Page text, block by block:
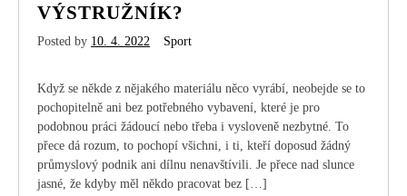
VÝSTRUŽNÍK?
Posted by 10. 4. 2022 Sport
Když se někde z nějakého materiálu něco vyrábí, neobejde se to
pochopitelně ani bez potřebného vybavení, které je pro
podobnou práci žádoucí nebo třeba i vysloveně nezbytné. To
přece dá rozum, to pochopí všichni, i ti, kteří doposud žádný
průmyslový podnik ani dílnu nenavštívili. Je přece nad slunce
jasné, že kdyby měl někdo pracovat bez […]